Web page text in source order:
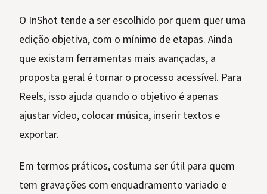
O InShot tende a ser escolhido por quem quer uma
edição objetiva, com o mínimo de etapas. Ainda
que existam ferramentas mais avançadas, a
proposta geral é tornar o processo acessível. Para
Reels, isso ajuda quando o objetivo é apenas
ajustar vídeo, colocar música, inserir textos e
exportar.
Em termos práticos, costuma ser útil para quem
tem gravações com enquadramento variado e